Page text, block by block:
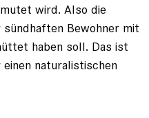
wird. Also die
Bewohner mit
haben soll. Das ist
naturalistischen